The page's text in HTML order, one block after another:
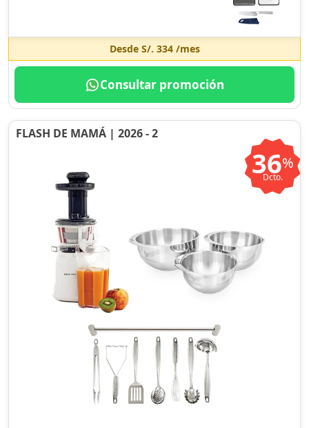
Desde S/. 334/mes
Consultar promoción
FLASH DE MAMÁ | 2026 - 2
36%
Dcto.